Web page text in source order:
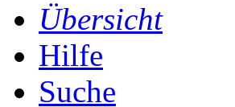
Übersicht
Hilfe
Suche